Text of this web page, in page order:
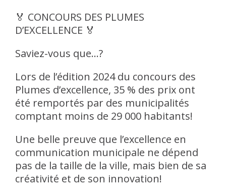
🏅 CONCOURS DES PLUMES
D’EXCELLENCE 🏅
Saviez-vous que…?
Lors de l’édition 2024 du concours des
Plumes d’excellence, 35 % des prix ont
été remportés par des municipalités
comptant moins de 29 000 habitants!
Une belle preuve que l’excellence en
communication municipale ne dépend
pas de la taille de la ville, mais bien de sa
créativité et de son innovation!